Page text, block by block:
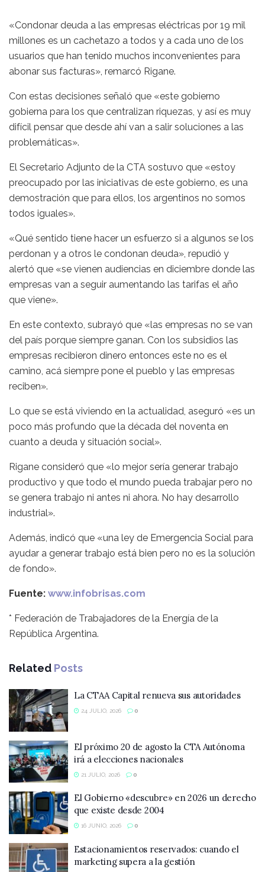
«Condonar deuda a las empresas eléctricas por 19 mil
millones es un cachetazo a todos y a cada uno de los
usuarios que han tenido muchos inconvenientes para
abonar sus facturas», remarcó Rigane.
Con estas decisiones señaló que «este gobierno
gobierna para los que centralizan riquezas, y así es muy
difícil pensar que desde ahí van a salir soluciones a las
problemáticas».
El Secretario Adjunto de la CTA sostuvo que «estoy
preocupado por las iniciativas de este gobierno, es una
demostración que para ellos, los argentinos no somos
todos iguales».
«Qué sentido tiene hacer un esfuerzo si a algunos se los
perdonan y a otros le condonan deuda», repudió y
alertó que «se vienen audiencias en diciembre donde las
empresas van a seguir aumentando las tarifas el año
que viene».
En este contexto, subrayó que «las empresas no se van
del país porque siempre ganan. Con los subsidios las
empresas recibieron dinero entonces este no es el
camino, acá siempre pone el pueblo y las empresas
reciben».
Lo que se está viviendo en la actualidad, aseguró «es un
poco más profundo que la década del noventa en
cuanto a deuda y situación social».
Rigane consideró que «lo mejor sería generar trabajo
productivo y que todo el mundo pueda trabajar pero no
se genera trabajo ni antes ni ahora. No hay desarrollo
industrial».
Además, indicó que «una ley de Emergencia Social para
ayudar a generar trabajo está bien pero no es la solución
de fondo».
Fuente: www.infobrisas.com
* Federación de Trabajadores de la Energía de la
República Argentina.
Related Posts
La CTAA Capital renueva sus autoridades
24 JULIO, 2026 0
El próximo 20 de agosto la CTA Autónoma
irá a elecciones nacionales
21 JULIO, 2026 0
El Gobierno «descubre» en 2026 un derecho
que existe desde 2004
16 JUNIO, 2026 0
Estacionamientos reservados: cuando el
marketing supera a la gestión